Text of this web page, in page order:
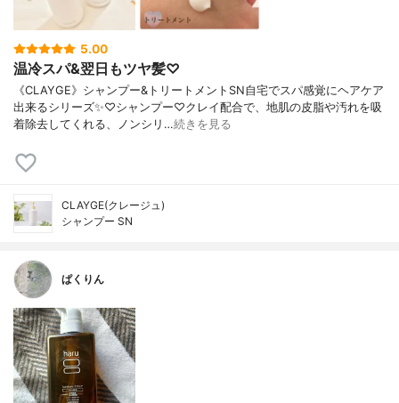
5.00
温冷スパ&翌日もツヤ髪♡
《CLAYGE》シャンプー&トリートメントSN自宅でスパ感覚にヘアケア
出来るシリーズ✨♡シャンプー♡クレイ配合で、地肌の皮脂や汚れを吸
着除去してくれる、ノンシリ…続きを見る
CLAYGE(クレージュ)
シャンプー SN
ぱくりん